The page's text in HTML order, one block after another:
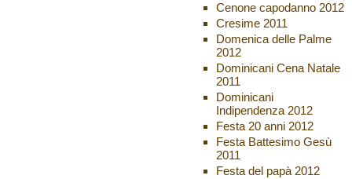
Cenone capodanno 2012
Cresime 2011
Domenica delle Palme
2012
Dominicani Cena Natale
2011
Dominicani
Indipendenza 2012
Festa 20 anni 2012
Festa Battesimo Gesù
2011
Festa del papà 2012